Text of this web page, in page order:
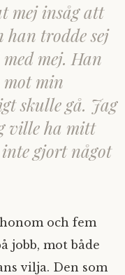
mej insåg att
han trodde sej
mej. Han
min
skulle gå. Jag
ville ha mitt
gjort något
och fem
jobb, mot både
vilja. Den som